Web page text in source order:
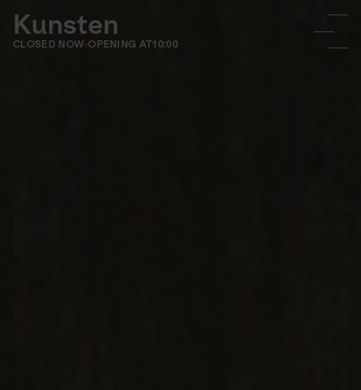
Kunsten
CLOSED NOW OPENING AT10:00